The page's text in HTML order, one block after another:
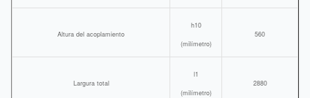
Altura del acoplamiento
h10
(milímetro)
560
Largura total
l1
(milímetro)
2880